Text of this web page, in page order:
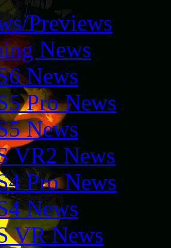
Previews
News
News
Pro News
News
VR2 News
Pro News
News
VR News